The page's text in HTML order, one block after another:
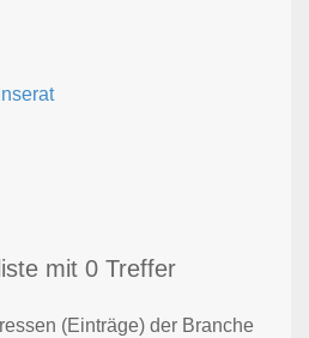
mit 0 Treffer
(Einträge) der Branche